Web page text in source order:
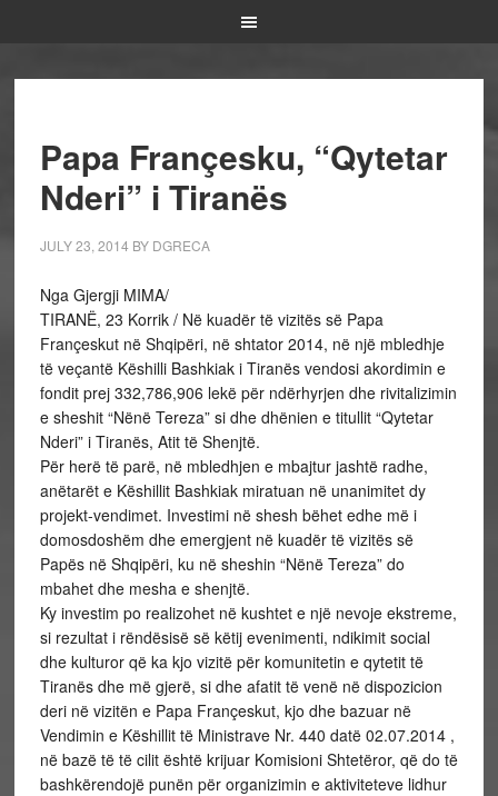
Papa Françesku, “Qytetar
Nderi” i Tiranës
JULY 23, 2014 BY DGRECA
Nga Gjergji MIMA/
TIRANË, 23 Korrik / Në kuadër të vizitës së Papa
Françeskut në Shqipëri, në shtator 2014, në një mbledhje
të veçantë Këshilli Bashkiak i Tiranës vendosi akordimin e
fondit prej 332,786,906 lekë për ndërhyrjen dhe rivitalizimin
e sheshit “Nënë Tereza” si dhe dhënien e titullit “Qytetar
Nderi” i Tiranës, Atit të Shenjtë.
Për herë të parë, në mbledhjen e mbajtur jashtë radhe,
anëtarët e Këshillit Bashkiak miratuan në unanimitet dy
projekt-vendimet. Investimi në shesh bëhet edhe më i
domosdoshëm dhe emergjent në kuadër të vizitës së
Papës në Shqipëri, ku në sheshin “Nënë Tereza” do
mbahet dhe mesha e shenjtë.
Ky investim po realizohet në kushtet e një nevoje ekstreme,
si rezultat i rëndësisë së këtij evenimenti, ndikimit social
dhe kulturor që ka kjo vizitë për komunitetin e qytetit të
Tiranës dhe më gjerë, si dhe afatit të venë në dispozicion
deri në vizitën e Papa Françeskut, kjo dhe bazuar në
Vendimin e Këshillit të Ministrave Nr. 440 datë 02.07.2014 ,
në bazë të të cilit është krijuar Komisioni Shtetëror, që do të
bashkërendojë punën për organizimin e aktiviteteve lidhur